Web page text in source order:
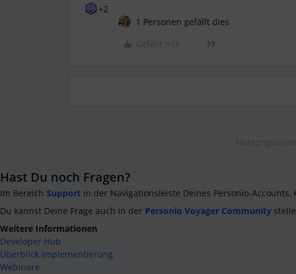
+2
1 Personen gefällt dies
Gefällt mir
Hast Du noch Fragen?
Im Bereich Support in der Navigationsleiste Deines Personio-
Du kannst Deine Frage auch in der Personio Voyager Community
Weitere Informationen
Developer Hub
Überblick Implementierung
Webinare